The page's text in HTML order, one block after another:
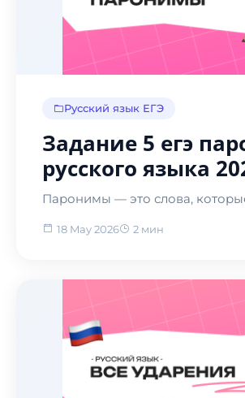
Русский язык ЕГЭ
Задание 5 егэ
русского языка
Паронимы — это слова,
18 May 2026 2 мин